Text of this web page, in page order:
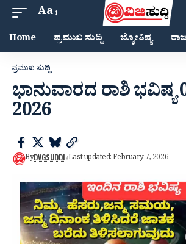
Aa
Home ಪ್ರಮುಖ ಸುದ್ದಿ ಜ್ಯೋತಿಷ್ಯ
ಪ್ರಮುಖ ಸುದ್ದಿ
ಭಾನುವಾರದ ರಾಶಿ ಭವಿಷ್ಯ
2026
ByDVGSUDDI Last updated: February 7, 2026